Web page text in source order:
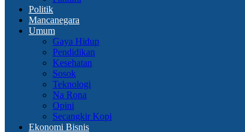
Politik
Mancanegara
Umum
Gaya Hidup
Pendidikan
Kesehatan
Sosok
Teknologi
Na Rona
Opini
Secangkir Kopi
Ekonomi Bisnis